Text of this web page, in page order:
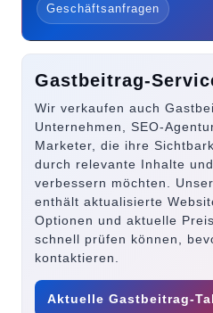
Geschäftsanfragen
Gastbeitrag-
Wir verkaufen auch
Unternehmen, SEO-
Marketer, die ihre
durch relevante Inhalte
verbessern möchten.
enthält aktualisierte
Optionen und aktuelle
schnell prüfen können,
kontaktieren.
Aktuelle Gastbeitrag-